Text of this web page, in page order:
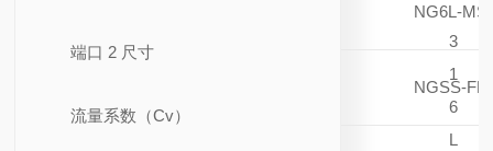
端口 2 尺寸
流量系数（Cv）
3
1
6
L
NG6L-
NGSS-